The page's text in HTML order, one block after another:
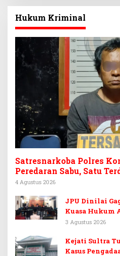
Hukum Kriminal
Satresnarkoba Polres
Peredaran Sabu, Satu
Tinanggea Ditangkap
4 Agustus 2026
JPU Dinilai
Kuasa Hukum
Pledoi dan
3 Agustus 2026
Kejati Sultra
Kasus